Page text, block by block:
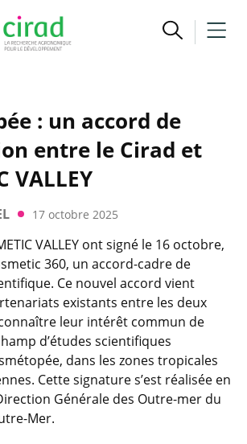
: un accord de
entre le Cirad et
VALLEY
17 octobre 2025
VALLEY ont signé le 16 octobre,
360, un accord-cadre de
Ce nouvel accord vient
existants entre les deux
leur intérêt commun de
d’études scientifiques
dans les zones tropicales
Cette signature s’est réalisée en
Générale des Outre-mer du
Mer.